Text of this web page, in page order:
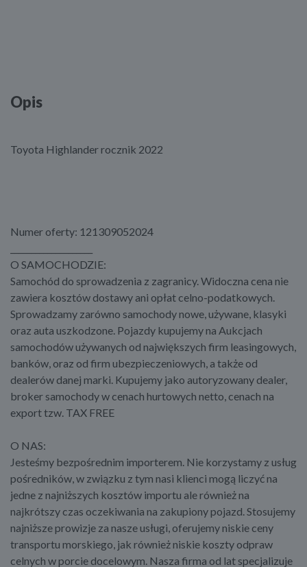
Opis
Toyota Highlander rocznik 2022
Numer oferty: 121309052024
O SAMOCHODZIE:
Samochód do sprowadzenia z zagranicy. Widoczna cena nie
zawiera kosztów dostawy ani opłat celno-podatkowych.
Sprowadzamy zarówno samochody nowe, używane, klasyki
oraz auta uszkodzone. Pojazdy kupujemy na Aukcjach
samochodów używanych od największych firm leasingowych,
banków, oraz od firm ubezpieczeniowych, a także od
dealerów danej marki. Kupujemy jako autoryzowany dealer,
broker samochody w cenach hurtowych netto, cenach na
export tzw. TAX FREE
O NAS:
Jesteśmy bezpośrednim importerem. Nie korzystamy z usług
pośredników, w związku z tym nasi klienci mogą liczyć na
jedne z najniższych kosztów importu ale również na
najkrótszy czas oczekiwania na zakupiony pojazd. Stosujemy
najniższe prowizje za nasze usługi, oferujemy niskie ceny
transportu morskiego, jak również niskie koszty odpraw
celnych w porcie docelowym. Nasza firma od lat specjalizuje